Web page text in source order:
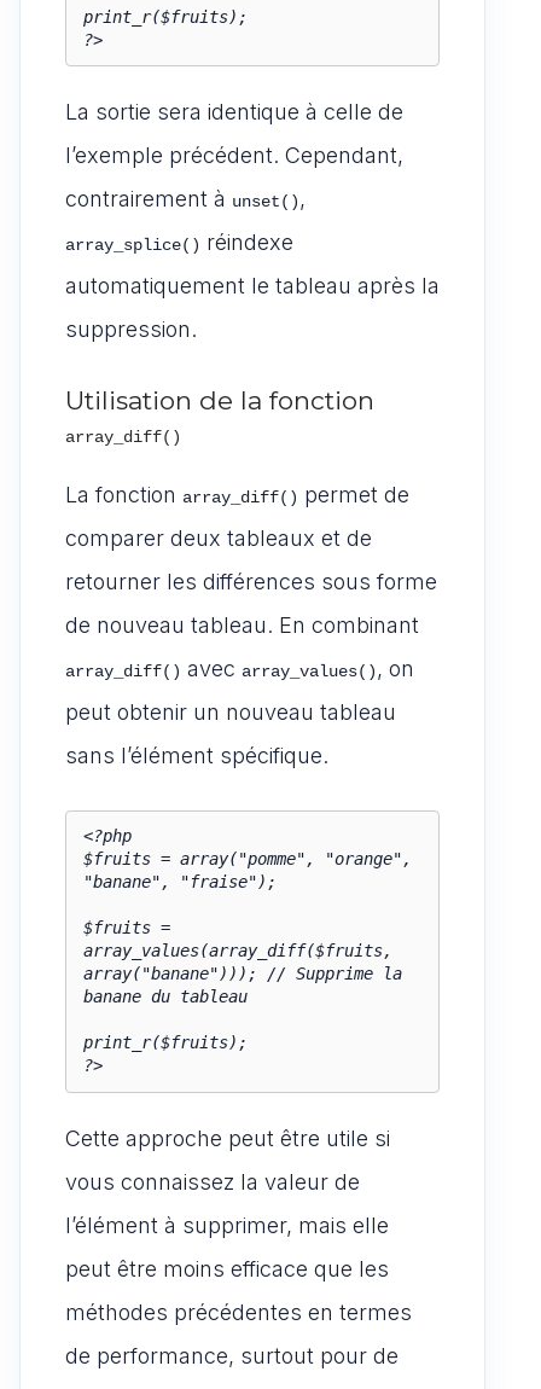
print_r($fruits);
?>
La sortie sera identique à celle de
l’exemple précédent. Cependant,
contrairement à unset() ,
array_splice() réindexe
automatiquement le tableau après la
suppression.
Utilisation de la fonction
array_diff()
La fonction array_diff() permet de
comparer deux tableaux et de
retourner les différences sous forme
de nouveau tableau. En combinant
array_diff() avec array_values() , on
peut obtenir un nouveau tableau
sans l’élément spécifique.
<?php
$fruits = array("pomme", "orange",
"banane", "fraise");
$fruits =
array_values(array_diff($fruits,
array("banane"))); // Supprime la
banane du tableau
print_r($fruits);
?>
Cette approche peut être utile si
vous connaissez la valeur de
l’élément à supprimer, mais elle
peut être moins efficace que les
méthodes précédentes en termes
de performance, surtout pour de